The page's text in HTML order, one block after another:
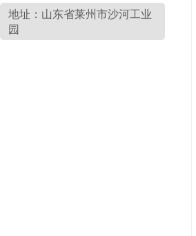
地址：山东省莱州市沙河工业
园